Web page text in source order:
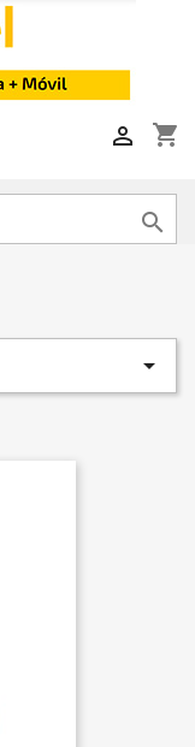
shopping_cart


